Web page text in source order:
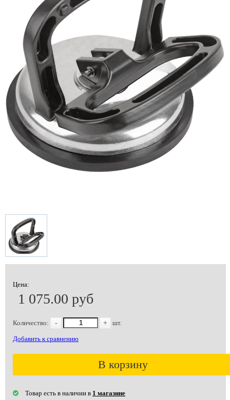
Цена:
1 075.00 руб
Количество: - + шт.
Добавить к сравнению
В корзину
Товар есть в наличии в 1 магазине